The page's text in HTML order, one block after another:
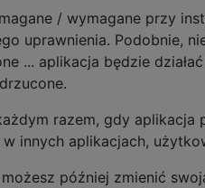
/ wymagane przy
uprawnienia. Podobnie,
... aplikacja będzie
razem, gdy
w innych aplikacjach,
później zmienić